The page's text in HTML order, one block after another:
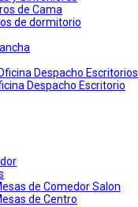
de Cama
de dormitorio
Despacho Escritorios
Despacho Escritorio
de Comedor Salon
de Centro